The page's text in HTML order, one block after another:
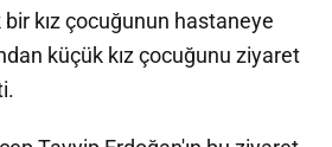
bir kız çocuğunun hastaneye
küçük kız çocuğunu ziyaret